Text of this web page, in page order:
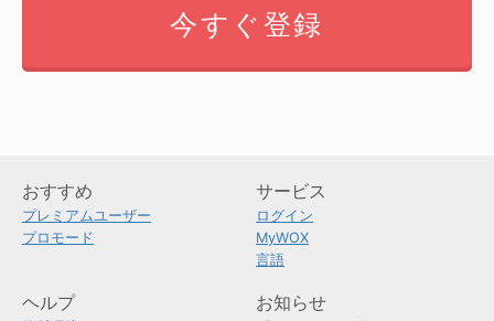
今すぐ登録
おすすめ
プレミアムユーザー
プロモード
サービス
ログイン
MyWOX
言語
ヘルプ お知らせ